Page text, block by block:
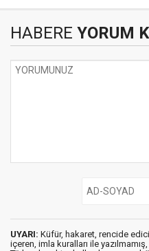
HABERE YORUM
UYARI: Küfür, hakaret, rencide
içeren, imla kuralları ile yazılmamış,